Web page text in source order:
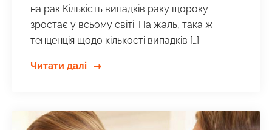
на рак Кількість випадків раку щороку
зростає у всьому світі. На жаль, така ж
тенценція щодо кількості випадків […]
Читати далі